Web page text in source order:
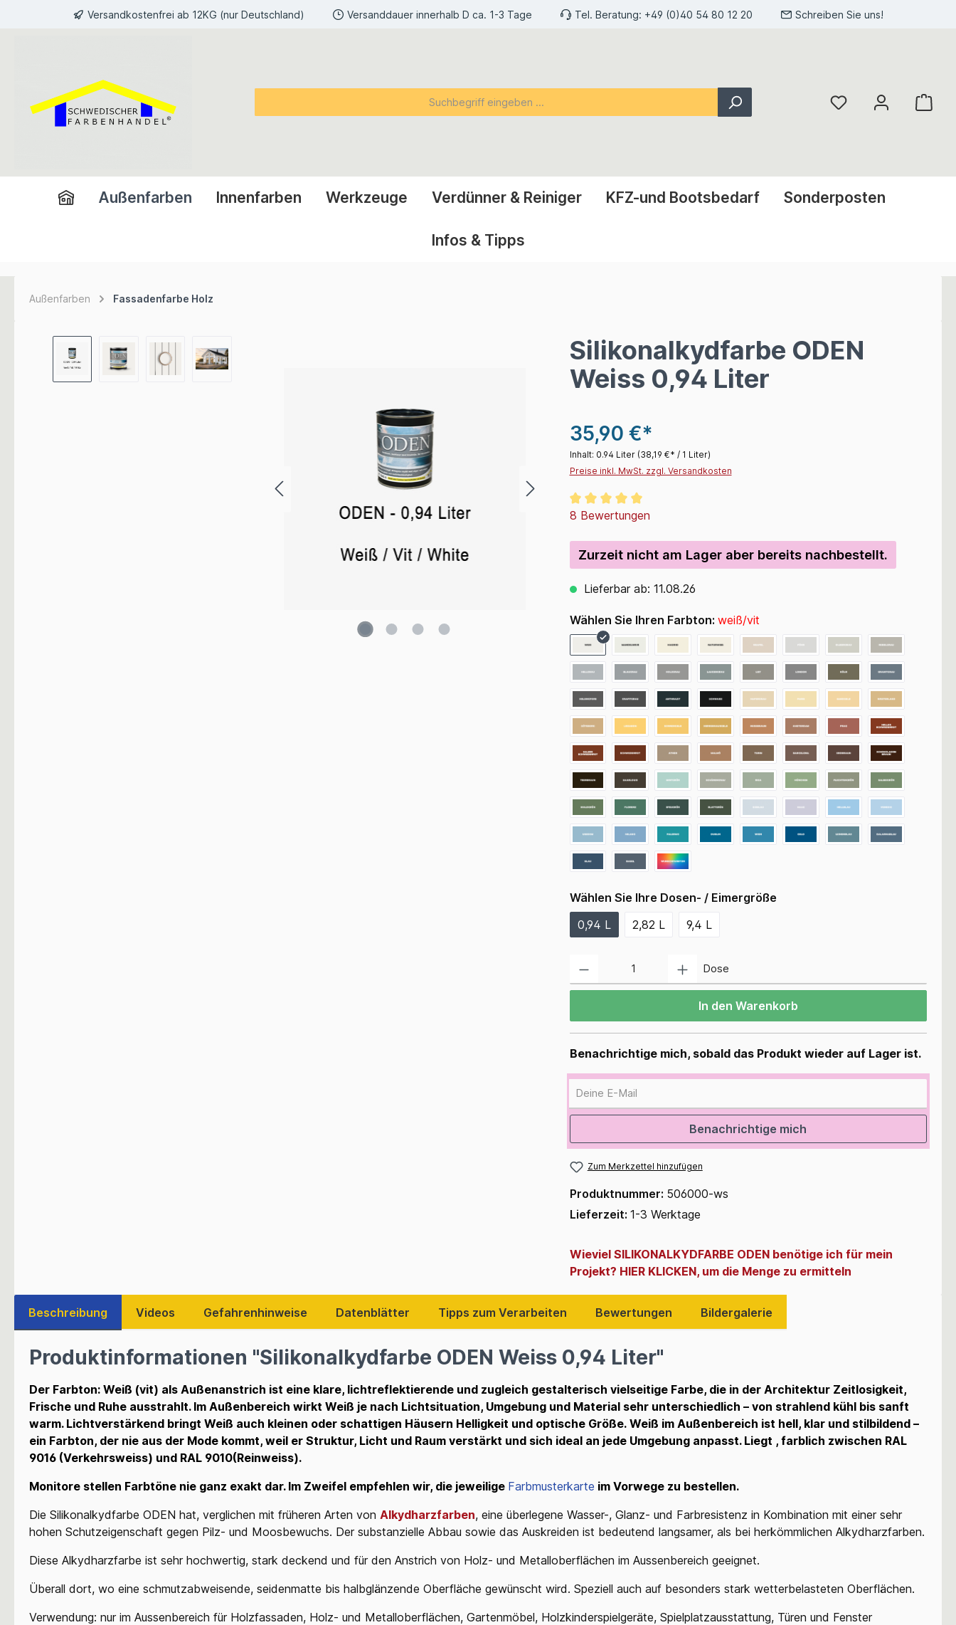
springen Versandkostenfrei ab 12KG (nur Deutschland) Versanddauer innerhalb D ca. 1-3 Tage Tel. Beratung: +49 (0)40 54 80 12 20 Schreiben Sie uns!
Außenfarben Innenfarben Werkzeuge Verdünner & Reiniger KFZ-und Bootsbedarf Sonderposten
Infos & Tipps
Außenfarben Fassadenfarbe Holz
Silikonalkydfarbe ODEN
Weiss 0,94 Liter
35,90 €*
Inhalt: 0.94 Liter (38,19 €* / 1 Liter)
Preise inkl. MwSt. zzgl. Versandkosten
Durchschnittliche Bewertung von 5 von 5 Sternen
8 Bewertungen
Zurzeit nicht am Lager aber bereits nachbestellt.
Lieferbar ab: 11.08.26
Wählen Sie Ihren Farbton: weiß/vit
Wählen Sie Ihre Dosen- / Eimergröße
0,94 L
2,82 L 9,4 L
Dose
In den Warenkorb
Benachrichtige mich, sobald das Produkt wieder auf Lager ist.
Benachrichtige mich
Zum Merkzettel hinzufügen
Produktnummer: 506000-ws
Lieferzeit: 1-3 Werktage
Wieviel SILIKONALKYDFARBE ODEN benötige ich für mein
Projekt? HIER KLICKEN, um die Menge zu ermitteln
Beschreibung Videos Gefahrenhinweise Datenblätter Tipps zum Verarbeiten Bewertungen Bildergalerie
Produktinformationen "Silikonalkydfarbe ODEN Weiss 0,94 Liter"
Der Farbton: Weiß (vit) als Außenanstrich ist eine klare, lichtreflektierende und zugleich gestalterisch vielseitige Farbe, die in der Architektur Zeitlosigkeit,
Frische und Ruhe ausstrahlt. Im Außenbereich wirkt Weiß je nach Lichtsituation, Umgebung und Material sehr unterschiedlich – von strahlend kühl bis sanft
warm. Lichtverstärkend bringt Weiß auch kleinen oder schattigen Häusern Helligkeit und optische Größe. Weiß im Außenbereich ist hell, klar und stilbildend –
ein Farbton, der nie aus der Mode kommt, weil er Struktur, Licht und Raum verstärkt und sich ideal an jede Umgebung anpasst. Liegt , farblich zwischen RAL
9016 (Verkehrsweiss) und RAL 9010(Reinweiss).
Monitore stellen Farbtöne nie ganz exakt dar. Im Zweifel empfehlen wir, die jeweilige Farbmusterkarte im Vorwege zu bestellen.
Die Silikonalkydfarbe ODEN hat, verglichen mit früheren Arten von Alkydharzfarben, eine überlegene Wasser-, Glanz- und Farbresistenz in Kombination mit einer sehr
hohen Schutzeigenschaft gegen Pilz- und Moosbewuchs. Der substanzielle Abbau sowie das Auskreiden ist bedeutend langsamer, als bei herkömmlichen Alkydharzfarben.
Diese Alkydharzfarbe ist sehr hochwertig, stark deckend und für den Anstrich von Holz- und Metalloberflächen im Aussenbereich geeignet.
Überall dort, wo eine schmutzabweisende, seidenmatte bis halbglänzende Oberfläche gewünscht wird. Speziell auch auf besonders stark wetterbelasteten Oberflächen.
Verwendung: nur im Aussenbereich für Holzfassaden, Holz- und Metalloberflächen, Gartenmöbel, Holzkinderspielgeräte, Spielplatzausstattung, Türen und Fenster